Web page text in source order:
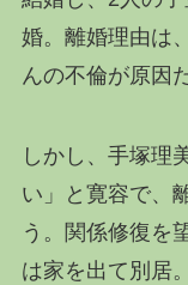
婚。離婚理由は
んの不倫が原因
しかし、手塚理
い」と寛容で、
う。関係修復を
は家を出て別居。